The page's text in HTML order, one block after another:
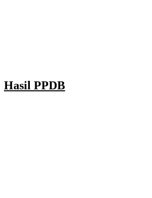
Hasil PPDB